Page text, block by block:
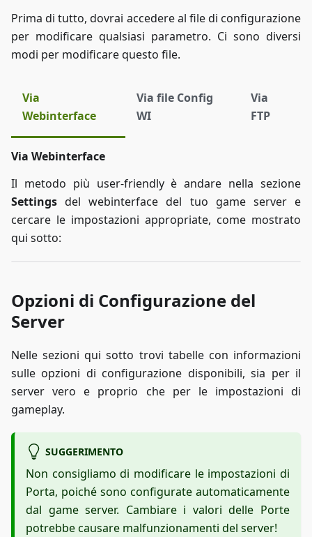
Prima di tutto, dovrai accedere al file di configurazione
per modificare qualsiasi parametro. Ci sono diversi
modi per modificare questo file.
Via
Webinterface
Via file Config
WI
Via
FTP
Via Webinterface
Il metodo più user-friendly è andare nella sezione
Settings del webinterface del tuo game server e
cercare le impostazioni appropriate, come mostrato
qui sotto:
Opzioni di Configurazione del
Server
Nelle sezioni qui sotto trovi tabelle con informazioni
sulle opzioni di configurazione disponibili, sia per il
server vero e proprio che per le impostazioni di
gameplay.
SUGGERIMENTO
Non consigliamo di modificare le impostazioni di
Porta, poiché sono configurate automaticamente
dal game server. Cambiare i valori delle Porte
potrebbe causare malfunzionamenti del server!